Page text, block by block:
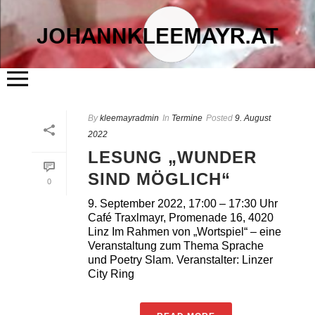
ÜBER MICH
FLÖSSERHAUS
TERMINE
BLOG
KONTAKT
0
By kleemayradmin In Termine Posted 9. August
2022
LESUNG „WUNDER
SIND MÖGLICH“
9. September 2022, 17:00 – 17:30 Uhr
Café Traxlmayr, Promenade 16, 4020
Linz Im Rahmen von „Wortspiel“ – eine
Veranstaltung zum Thema Sprache
und Poetry Slam. Veranstalter: Linzer
City Ring